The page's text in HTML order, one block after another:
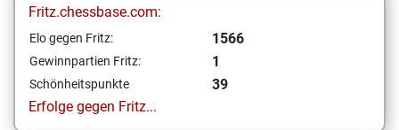
Fritz.chessbase.com:
Elo gegen Fritz: 1566
Gewinnpartien Fritz: 1
Schönheitspunkte
39
Erfolge gegen Fritz...